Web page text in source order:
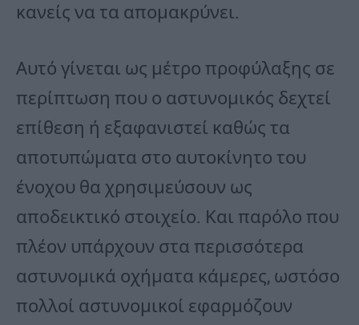
κανείς να τα απομακρύνει.
Αυτό γίνεται ως μέτρο προφύλαξης σε
περίπτωση που ο αστυνομικός δεχτεί
επίθεση ή εξαφανιστεί καθώς τα
αποτυπώματα στο αυτοκίνητο του
ένοχου θα χρησιμεύσουν ως
αποδεικτικό στοιχείο. Και παρόλο που
πλέον υπάρχουν στα περισσότερα
αστυνομικά οχήματα κάμερες, ωστόσο
πολλοί αστυνομικοί εφαρμόζουν